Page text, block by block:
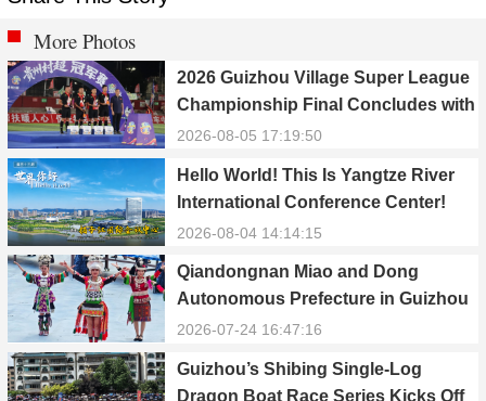
More Photos
2026 Guizhou Village Super League
Championship Final Concludes with
Qiandongnan Team Winning the
2026-08-05 17:19:50
Hello World! This Is Yangtze River
International Conference Center!
2026-08-04 14:14:15
Qiandongnan Miao and Dong
Autonomous Prefecture in Guizhou
Celebrates 70th Anniversary of
2026-07-24 16:47:16
Guizhou’s Shibing Single-Log
Dragon Boat Race Series Kicks Off